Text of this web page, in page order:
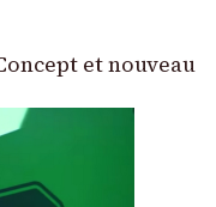
et nouveau